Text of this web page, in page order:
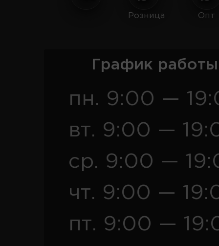
Розница Опт
График
пн. 9:00 —
вт. 9:00 —
ср. 9:00 —
чт. 9:00 —
пт. 9:00 —